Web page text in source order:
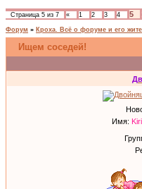
Страница 5 из 7 « 1 2 3 4 5
Форум » Кроха. Всё о форуме и его
Ищем соседей!
Имя: